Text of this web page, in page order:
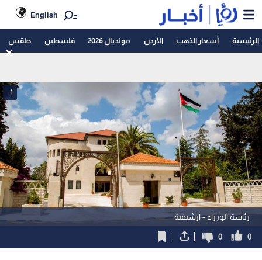
English
الرئيسية أسعار الذهب الأردن مونديال 2026 فلسطين طقس
رئاسة الوزراء - ارشيفية
1
0
0